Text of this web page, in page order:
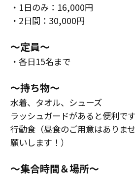
・1日のみ：16,000円
・2日間：30,000円
～定員～
・各日15名まで
～持ち物～
水着、タオル、シューズ
ラッシュガードがあると便利です
行動食（昼食のご用意はありま
願いします！）
〜集合時間＆場所〜